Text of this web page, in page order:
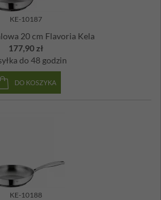
PDF
KE-10187
20 cm Flavoria Kela
177,90 zł
do 48 godzin
DO KOSZYKA
KE-10188